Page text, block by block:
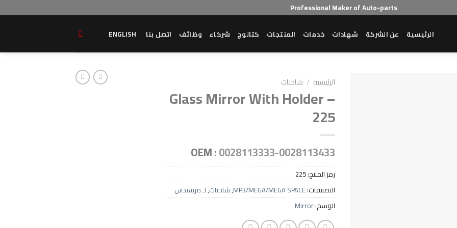
Professional Maker of Auto-parts
الرئيسية عن الشركة شهادات خدمات المنتجات كتالوج شركاء وظائف اتصل بنا ENGLISH
الرئيسية / شاحنات
Glass Mirror With Holder –
225
OEM :0028113333-0028113433
رمز المنتج:225
التصنيفات:MP3/MEGA/MEGA SPACE
,شاحنات,لـ مرسيدس
الوسم:Mirror